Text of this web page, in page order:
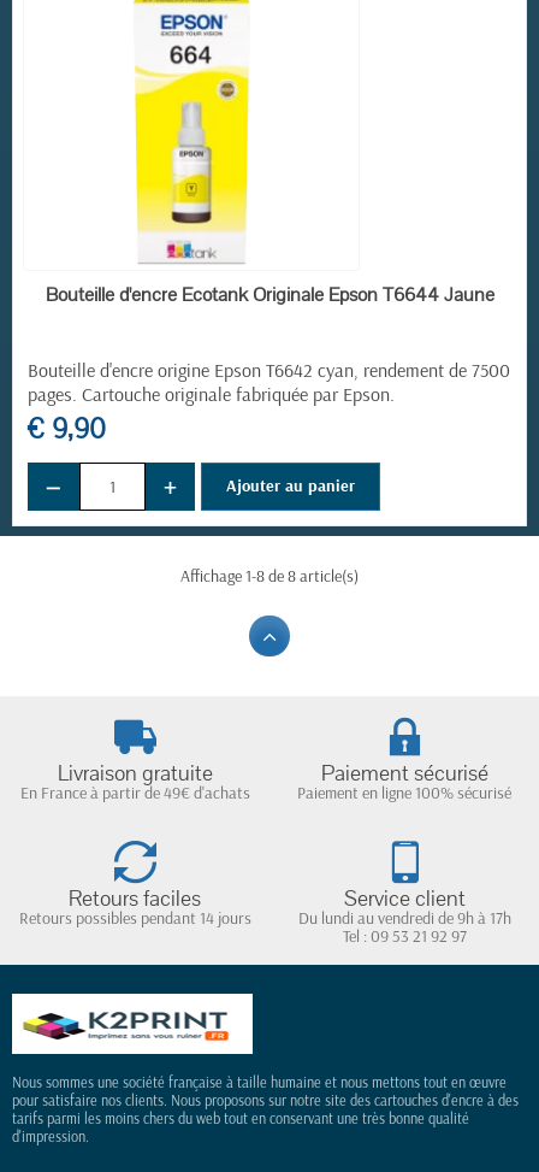
EN STOCK
Bouteille d'encre Ecotank Originale Epson T6644 Jaune
Bouteille d'encre origine Epson T6642 cyan, rendement de 7500
pages. Cartouche originale fabriquée par Epson.
€ 9,90
− + Ajouter au panier
Affichage 1-8 de 8 article(s)
Livraison gratuite
En France à partir de 49€ d'achats
Paiement sécurisé
Paiement en ligne 100% sécurisé
Retours faciles
Retours possibles pendant 14 jours
Service client
Du lundi au vendredi de 9h à 17h
Tel : 09 53 21 92 97
Nous sommes une société française à taille humaine et nous mettons tout en œuvre
pour satisfaire nos clients. Nous proposons sur notre site des cartouches d'encre à des
tarifs parmi les moins chers du web tout en conservant une très bonne qualité
d'impression.